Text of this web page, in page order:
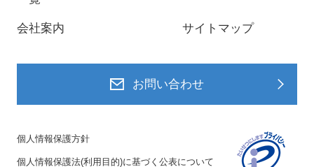
会社案内 サイトマップ
お問い合わせ
個人情報保護方針
個人情報保護法(利用目的)に基づく公表について